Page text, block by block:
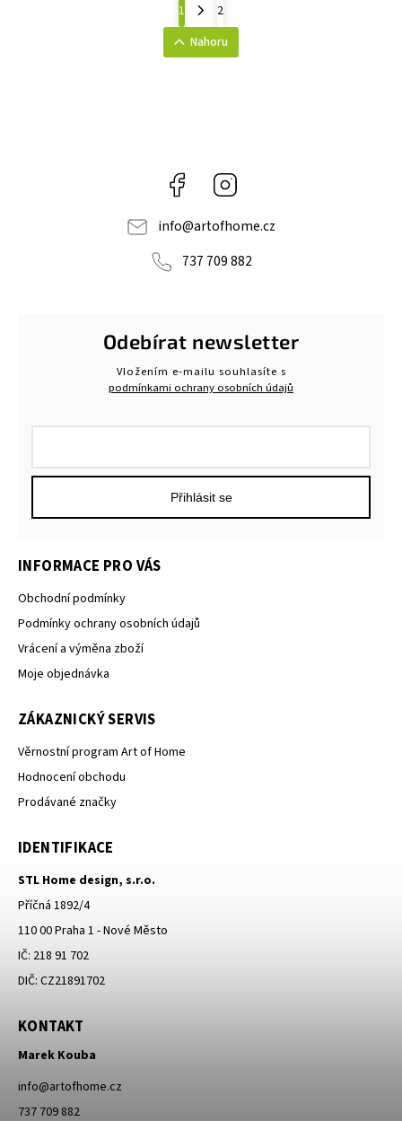
1
2
Nahoru
Facebook
info@artofhome.cz
737 709 882
Odebírat newsletter
Vložením e-mailu souhlasíte s
podmínkami ochrany osobních údajů
Přihlásit se
INFORMACE PRO VÁS
Obchodní podmínky
Podmínky ochrany osobních údajů
Vrácení a výměna zboží
Moje objednávka
ZÁKAZNICKÝ SERVIS
Věrnostní program Art of Home
Hodnocení obchodu
Prodávané značky
IDENTIFIKACE
STL Home design, s.r.o.
Příčná 1892/4
110 00 Praha 1 - Nové Město
IČ: 218 91 702
DIČ: CZ21891702
KONTAKT
Marek Kouba
info@artofhome.cz
737 709 882